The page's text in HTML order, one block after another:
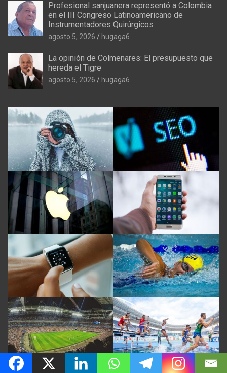
Profesional sanjuanera representó a Colombia
en el III Congreso Latinoamericano de
Instrumentadores Quirúrgicos
agosto 5, 2026 hugaga6
La opinión de Colmenares: El presupuesto que
hereda el Tigre
agosto 5, 2026 hugaga6